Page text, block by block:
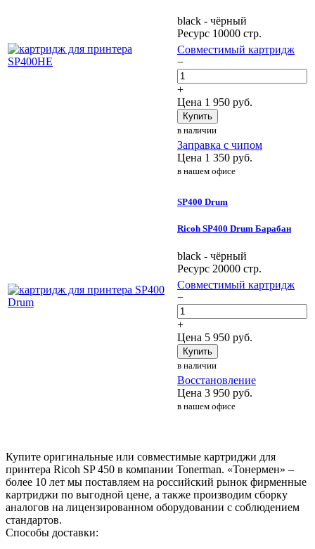
black - чёрный
Ресурс 10000 стр.
Совместимый картридж
−
+
Цена 1 950 руб.
Купить
в наличии
Заправка с чипом
Цена 1 350 руб.
в нашем офисе
SP400 Drum
Ricoh SP400 Drum Барабан
black - чёрный
Ресурс 20000 стр.
Совместимый картридж
−
+
Цена 5 950 руб.
Купить
в наличии
Восстановление
Цена 3 950 руб.
в нашем офисе
Купите оригинальные или совместимые картриджи для
принтера Ricoh SP 450 в компании Tonerman. «Тонермен» –
более 10 лет мы поставляем на российский рынок фирменные
картриджи по выгодной цене, а также производим сборку
аналогов на лицензированном оборудовании с соблюдением
стандартов.
Способы доставки: